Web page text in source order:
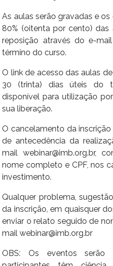
As aulas serão gravadas e
80% (oitenta por cento) das
reposição através do e-
término do curso.
O link de acesso das aulas
30 (trinta) dias úteis do
disponível para utilização
sua liberação.
O cancelamento da
de antecedência da
mail webinar@imb.org.br,
nome completo e CPF, nos
investimento.
Qualquer problema,
da inscrição, em quaisquer
enviar o relato seguido de
mail webinar@imb.org.br
OBS: Os eventos